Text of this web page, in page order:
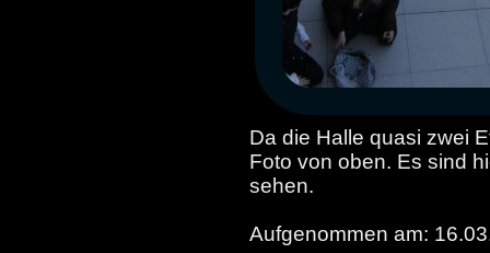
Da die Halle quasi zwei
Foto von oben. Es sind
sehen.
Aufgenommen am: